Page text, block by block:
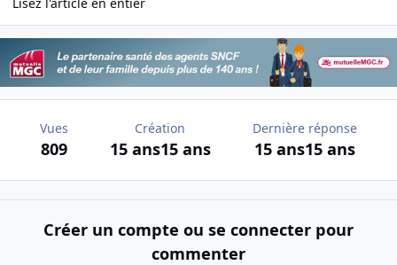
Vues
809
Création
15 ans15 ans
Dernière réponse
15 ans15 ans
Créer un compte ou se connecter pour
commenter